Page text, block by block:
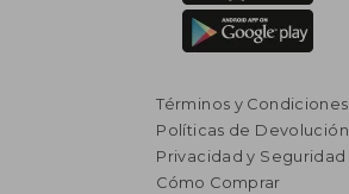
Términos y Condiciones
Políticas de Devolución
Privacidad y Seguridad
Cómo Comprar